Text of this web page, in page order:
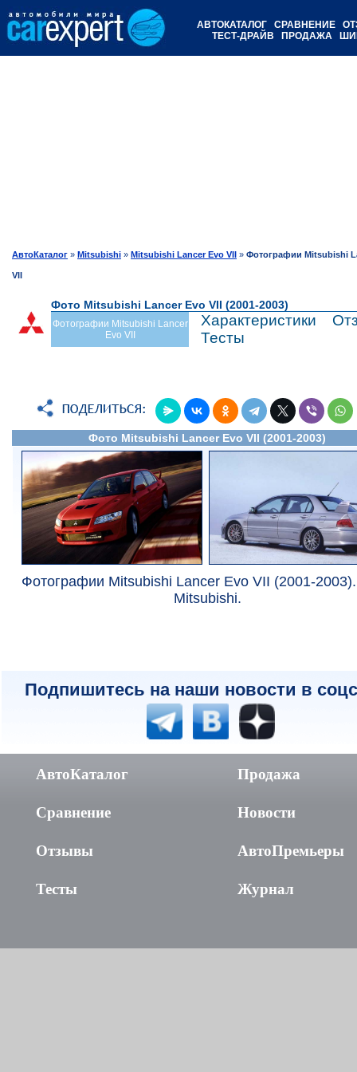
АВТОКАТАЛОГ СРАВНЕНИЕ
ТЕСТ-ДРАЙВ
ПРОДАЖА
АвтоКаталог » Mitsubishi » Mitsubishi Lancer Evo VII » Фотографии Mitsubishi
VII
Фото Mitsubishi Lancer Evo VII (2001-2003)
Фотографии Mitsubishi Lancer
Evo VII
Характеристики
Тесты
Фото Mitsubishi Lancer Evo VII (2001-2003)
Фотографии Mitsubishi Lancer Evo VII (2001-
Mitsubishi.
Подпишитесь на наши новости в
АвтоКаталог
Сравнение
Отзывы
Тесты
Продажа
Новости
АвтоПремьеры
Журнал